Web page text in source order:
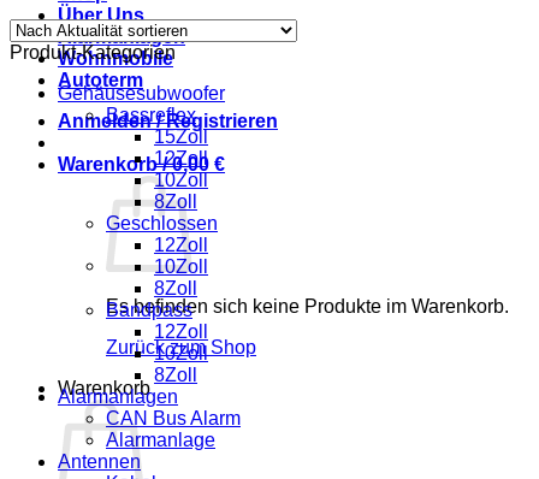
Über Uns
Alarmanlagen
Wohnmobile
Autoterm
Anmelden / Registrieren
Warenkorb /0,00 €
Es befinden sich keine Produkte im Warenkorb.
Zurück zum Shop
Warenkorb
Produkt-Kategorien
Gehäusesubwoofer
Bassreflex
15Zoll
12Zoll
10Zoll
8Zoll
Geschlossen
12Zoll
10Zoll
8Zoll
Bandpass
12Zoll
10Zoll
8Zoll
Alarmanlagen
CAN Bus Alarm
Alarmanlage
Antennen